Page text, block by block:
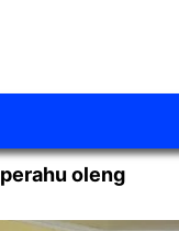
perahu oleng